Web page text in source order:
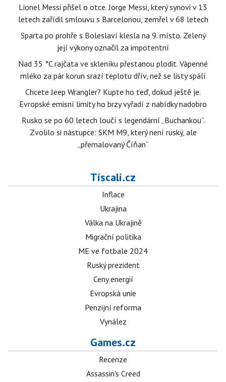
Lionel Messi přišel o otce. Jorge Messi, který synovi v 13
letech zařídil smlouvu s Barcelonou, zemřel v 68 letech
Sparta po prohře s Boleslaví klesla na 9. místo. Zelený
její výkony označil za impotentní
Nad 35 °C rajčata ve skleníku přestanou plodit. Vápenné
mléko za pár korun srazí teplotu dřív, než se listy spálí
Chcete Jeep Wrangler? Kupte ho teď, dokud ještě je.
Evropské emisní limity ho brzy vyřadí z nabídky nadobro
Rusko se po 60 letech loučí s legendární „Buchankou“.
Zvolilo si nástupce: SKM M9, který není ruský, ale
„přemalovaný Číňan“
Tiscali.cz
Inflace
Ukrajina
Válka na Ukrajině
Migrační politika
ME ve fotbale 2024
Ruský prezident
Ceny energií
Evropská unie
Penzijní reforma
Vynález
Games.cz
Recenze
Assassin's Creed